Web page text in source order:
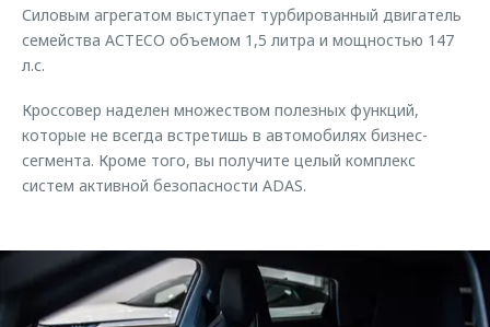
Силовым агрегатом выступает турбированный двигатель
семейства ACTECO объемом 1,5 литра и мощностью 147
л.с.
Кроссовер наделен множеством полезных функций,
которые не всегда встретишь в автомобилях бизнес-
сегмента. Кроме того, вы получите целый комплекс
систем активной безопасности ADAS.